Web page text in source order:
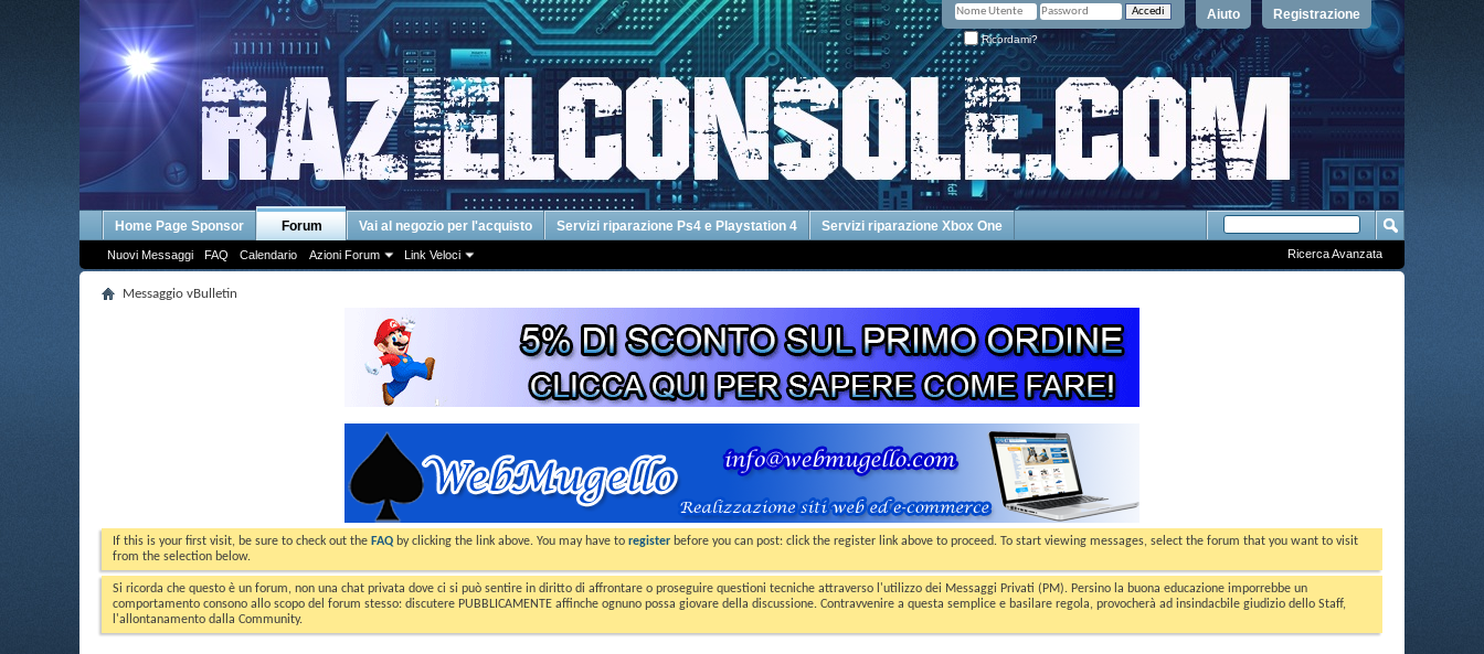
Registrazione
Aiuto
Ricordami?
Home Page Sponsor Forum
Nuovi Messaggi FAQ Calendario Azioni Forum Link Veloci
Vai al negozio per l'acquisto Servizi riparazione Ps4 e Playstation 4 Servizi riparazione Xbox One
Ricerca Avanzata
Messaggio vBulletin
If this is your first visit, be sure to check out the FAQ by clicking the link above. You may have to register before you can post: click the register link above to proceed. To start viewing messages, select the forum that you want to visit
from the selection below.
Si ricorda che questo è un forum, non una chat privata dove ci si può sentire in diritto di affrontare o proseguire questioni tecniche attraverso l'utilizzo dei Messaggi Privati (PM). Persino la buona educazione imporrebbe un
comportamento consono allo scopo del forum stesso: discutere PUBBLICAMENTE affinche ognuno possa giovare della discussione. Contravvenire a questa semplice e basilare regola, provocherà ad insindacbile giudizio dello Staff,
l'allontanamento dalla Community.